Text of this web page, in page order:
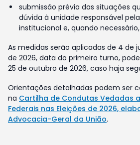
submissão prévia das situações
dúvida à unidade responsável
institucional e, quando
As medidas serão aplicadas de 4 de
de 2026, data do primeiro turno,
25 de outubro de 2026, caso haja
Orientações detalhadas podem ser
na Cartilha de Condutas Vedadas
Federais nas Eleições de 2026,
Advocacia-Geral da União.